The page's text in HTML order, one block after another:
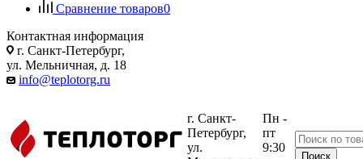
Сравнение товаров0
Контактная информация
г. Санкт-Петербург,
ул. Мельничная, д. 18
info@teplotorg.ru
г. Санкт-
Петербург,
ул.
Пн -
пт
9:30